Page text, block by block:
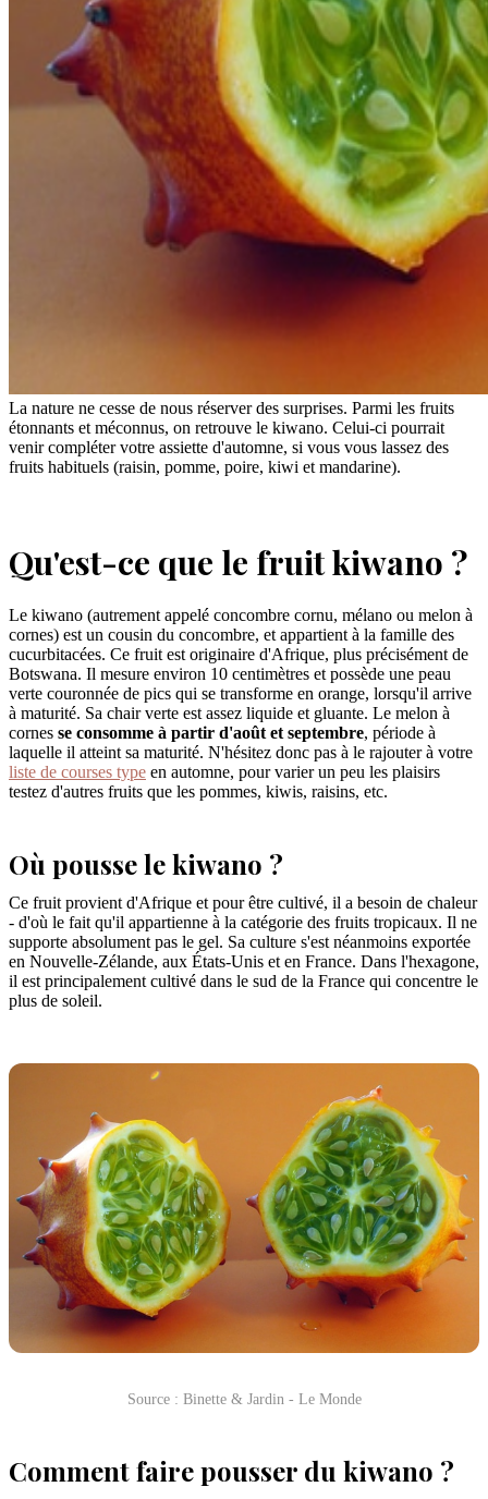
La nature ne cesse de nous réserver des surprises. Parmi les fruits
étonnants et méconnus, on retrouve le kiwano. Celui-ci pourrait
venir compléter votre assiette d'automne, si vous vous lassez des
fruits habituels (raisin, pomme, poire, kiwi et mandarine).
Qu'est-ce que le fruit kiwano ?
Le kiwano (autrement appelé concombre cornu, mélano ou melon à
cornes) est un cousin du concombre, et appartient à la famille des
cucurbitacées. Ce fruit est originaire d'Afrique, plus précisément de
Botswana. Il mesure environ 10 centimètres et possède une peau
verte couronnée de pics qui se transforme en orange, lorsqu'il arrive
à maturité. Sa chair verte est assez liquide et gluante. Le melon à
cornes se consomme à partir d'août et septembre, période à
laquelle il atteint sa maturité. N'hésitez donc pas à le rajouter à votre
liste de courses type en automne, pour varier un peu les plaisirs
testez d'autres fruits que les pommes, kiwis, raisins, etc.
Où pousse le kiwano ?
Ce fruit provient d'Afrique et pour être cultivé, il a besoin de chaleur
- d'où le fait qu'il appartienne à la catégorie des fruits tropicaux. Il ne
supporte absolument pas le gel. Sa culture s'est néanmoins exportée
en Nouvelle-Zélande, aux États-Unis et en France. Dans l'hexagone,
il est principalement cultivé dans le sud de la France qui concentre le
plus de soleil.
Source : Binette & Jardin - Le Monde
Comment faire pousser du kiwano ?